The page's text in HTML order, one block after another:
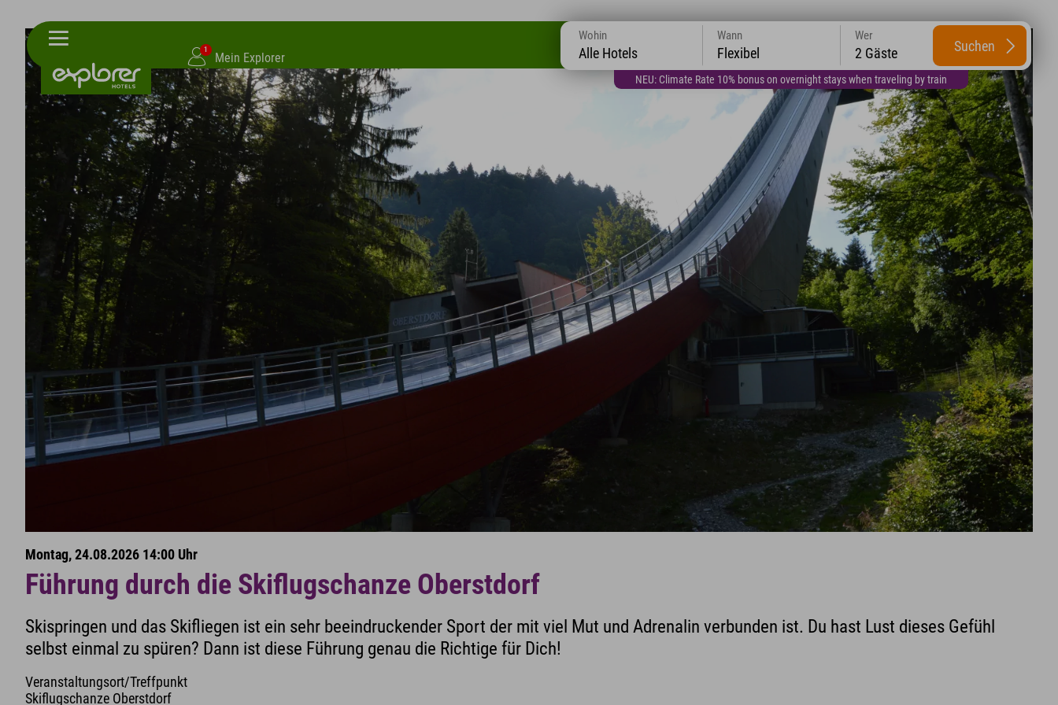
1
Mein Explorer
NEU: Climate Rate 10% bonus on overnight stays when traveling by train
Wohin
Alle Hotels
Wann
Flexibel
Wer
2 Gäste Suchen
Montag, 24.08.2026 14:00 Uhr
Führung durch die Skiflugschanze Oberstdorf
Skispringen und das Skifliegen ist ein sehr beeindruckender Sport der mit viel Mut und Adrenalin verbunden ist. Du hast Lust dieses Gefühl
selbst einmal zu spüren? Dann ist diese Führung genau die Richtige für Dich!
Veranstaltungsort/Treffpunkt
Skiflugschanze Oberstdorf